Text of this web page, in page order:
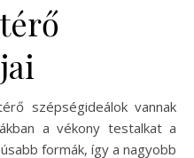
szépségideálok vannak
a vékony testalkat a
formák, így a nagyobb